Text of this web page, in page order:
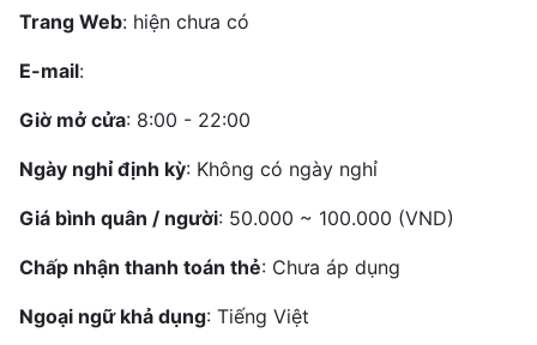
Trang Web: hiện chưa có
E-mail:
Giờ mở cửa: 8:00 - 22:00
Ngày nghỉ định kỳ: Không có ngày nghỉ
Giá bình quân / người: 50.000 ~ 100.000 (VND)
Chấp nhận thanh toán thẻ: Chưa áp dụng
Ngoại ngữ khả dụng: Tiếng Việt